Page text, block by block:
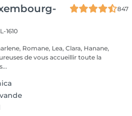
847
1610
Romane, Lea, Clara, Hanane,
de vous accueillir toute la